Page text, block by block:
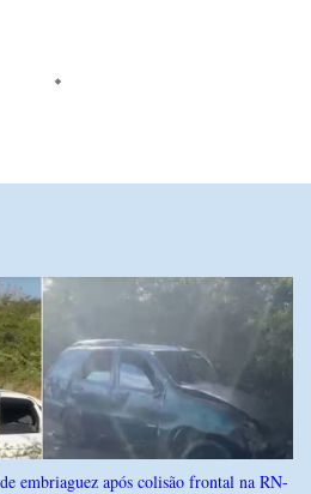
embriaguez após colisão frontal na RN-